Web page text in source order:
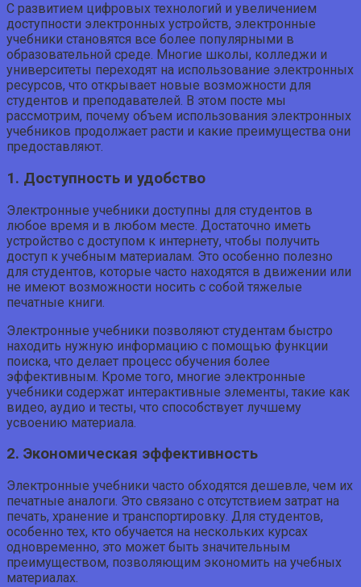
С развитием цифровых технологий и увеличением
доступности электронных устройств, электронные
учебники становятся все более популярными в
образовательной среде. Многие школы, колледжи и
университеты переходят на использование электронных
ресурсов, что открывает новые возможности для
студентов и преподавателей. В этом посте мы
рассмотрим, почему объем использования электронных
учебников продолжает расти и какие преимущества они
предоставляют.
1. Доступность и удобство
Электронные учебники доступны для студентов в
любое время и в любом месте. Достаточно иметь
устройство с доступом к интернету, чтобы получить
доступ к учебным материалам. Это особенно полезно
для студентов, которые часто находятся в движении или
не имеют возможности носить с собой тяжелые
печатные книги.
Электронные учебники позволяют студентам быстро
находить нужную информацию с помощью функции
поиска, что делает процесс обучения более
эффективным. Кроме того, многие электронные
учебники содержат интерактивные элементы, такие как
видео, аудио и тесты, что способствует лучшему
усвоению материала.
2. Экономическая эффективность
Электронные учебники часто обходятся дешевле, чем их
печатные аналоги. Это связано с отсутствием затрат на
печать, хранение и транспортировку. Для студентов,
особенно тех, кто обучается на нескольких курсах
одновременно, это может быть значительным
преимуществом, позволяющим экономить на учебных
материалах.